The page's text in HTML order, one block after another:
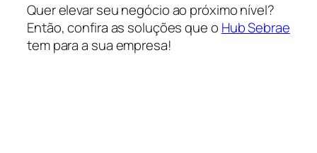
Quer elevar seu negócio ao próximo nível?
Então, confira as soluções que o Hub Sebrae
tem para a sua empresa!